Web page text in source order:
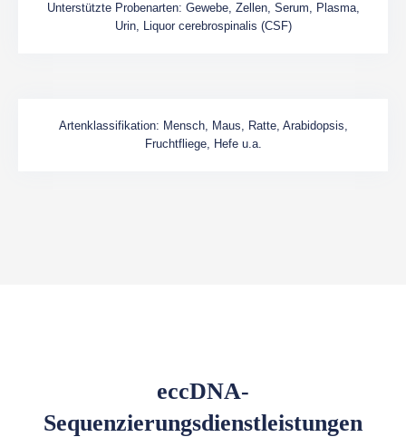
Unterstützte Probenarten: Gewebe, Zellen, Serum, Plasma,
Urin, Liquor cerebrospinalis (CSF)
Artenklassifikation: Mensch, Maus, Ratte, Arabidopsis,
Fruchtfliege, Hefe u.a.
eccDNA-
Sequenzierungsdienstleistungen